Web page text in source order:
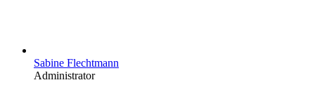
Sabine Flechtmann
Administrator